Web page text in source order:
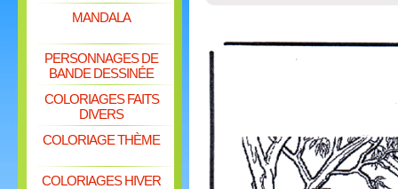
MANDALA
PERSONNAGES DE
BANDE DESSINÉE
COLORIAGES FAITS
DIVERS
COLORIAGE THÈME
COLORIAGES HIVER